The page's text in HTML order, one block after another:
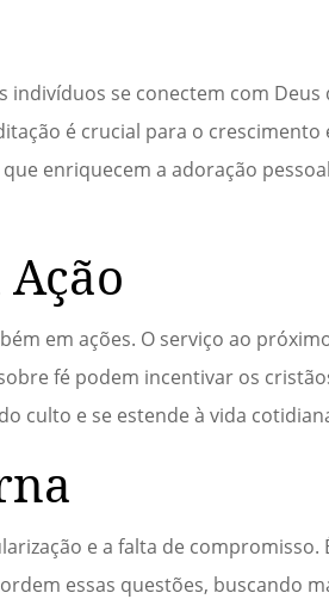
se conectem com Deus
é crucial para o crescimento
enriquecem a adoração
em ações. O serviço ao
fé podem incentivar os
culto e se estende à vida
e a falta de compromisso.
essas questões, buscando